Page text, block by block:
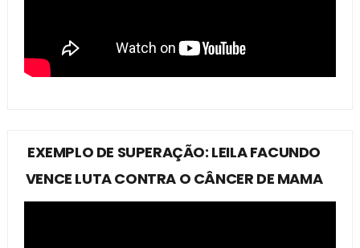
EXEMPLO DE SUPERAÇÃO: LEILA FACUNDO
VENCE LUTA CONTRA O CÂNCER DE MAMA